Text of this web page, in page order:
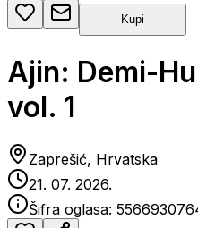
Kupi
Ajin: Demi-
vol. 1
Zaprešić, Hrvatska
21. 07. 2026.
Šifra oglasa: